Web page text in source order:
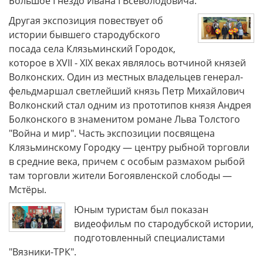
Другая экспозиция повествует об
истории бывшего стародубского
посада села Клязьминский Городок,
которое в XVII - XIX веках являлось вотчиной князей
Волконских. Один из местных владельцев генерал-
фельдмаршал светлейший князь Петр Михайлович
Волконский стал одним из прототипов князя Андрея
Болконского в знаменитом романе Льва Толстого
"Война и мир". Часть экспозиции посвящена
Клязьминскому Городку — центру рыбной торговли
в средние века, причем с особым размахом рыбой
там торговли жители Богоявленской слободы —
Мстёры.
Юным туристам был показан
видеофильм по стародубской истории,
подготовленный специалистами
"Вязники-ТРК".